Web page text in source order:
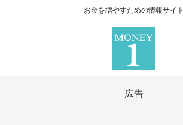
お金を増やすための情報サイト
広告